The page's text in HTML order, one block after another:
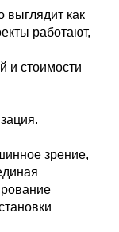
выглядит как
работают,
и стоимости
зрение,